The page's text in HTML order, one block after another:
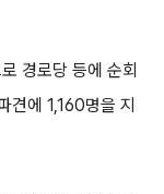
경로당 등에 순회
견에 1,160명을 지